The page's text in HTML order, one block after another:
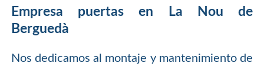
Empresa puertas en La Nou de
Berguedà
Nos dedicamos al montaje y mantenimiento de